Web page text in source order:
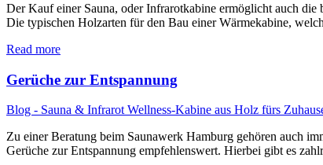
Der Kauf einer Sauna, oder Infrarotkabine ermöglicht auch
Die typischen Holzarten für den Bau einer Wärmekabine,
Read more
Gerüche zur Entspannung
Blog - Sauna & Infrarot Wellness-Kabine aus Holz fürs
Zu einer Beratung beim Saunawerk Hamburg gehören auch
Gerüche zur Entspannung empfehlenswert. Hierbei gibt es